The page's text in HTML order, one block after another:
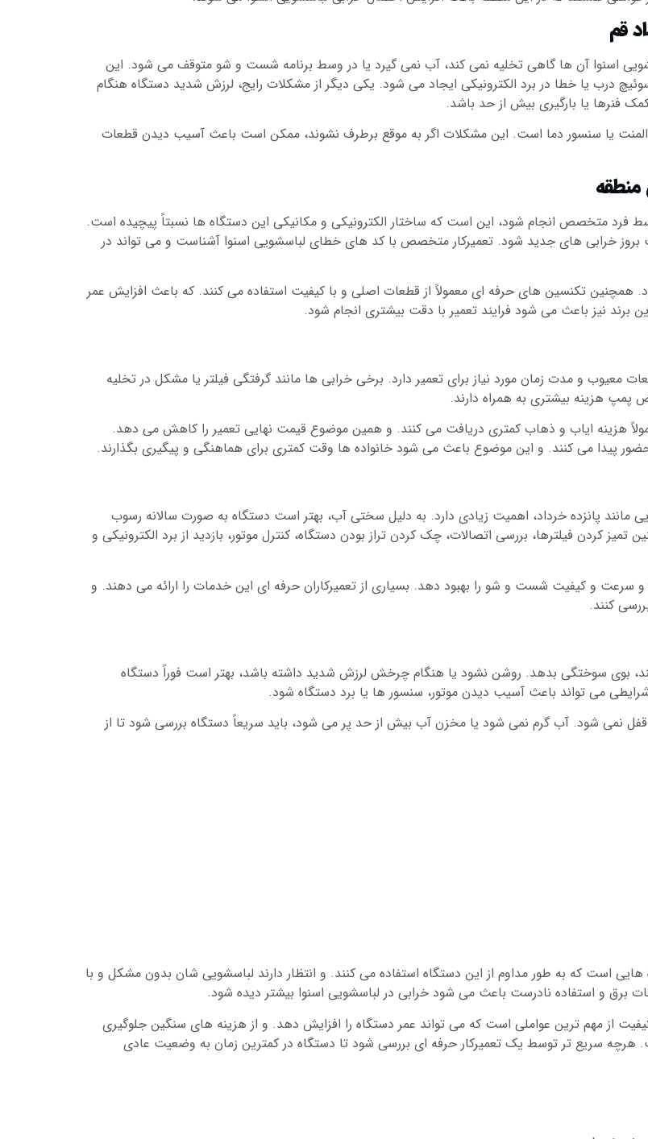
قم
اسنوا آن ها گاهی تخلیه نمی کند، آب نمی گیرد یا در وسط برنامه شست و شو متوقف می شود. این
درب یا خطا در برد الکترونیکی ایجاد می شود. یکی دیگر از مشکلات رایج، لرزش شدید دستگاه هنگام
فنرها یا بارگیری بیش از حد باشد.
المنت یا سنسور دما است. این مشکلات اگر به موقع برطرف نشوند، ممکن است باعث آسیب دیدن قطعات
فرد متخصص انجام شود، این است که ساختار الکترونیکی و مکانیکی این دستگاه ها نسبتاً پیچیده است.
بروز خرابی های جدید شود. تعمیرکار متخصص با کد های خطای لباسشویی اسنوا آشناست و می تواند در
تکنسین های حرفه ای معمولاً از قطعات اصلی و با کیفیت استفاده می کنند. که باعث افزایش عمر
نیز باعث می شود فرایند تعمیر با دقت بیشتری انجام شود.
معیوب و مدت زمان مورد نیاز برای تعمیر دارد. برخی خرابی ها مانند گرفتگی فیلتر یا مشکل در تخلیه
پمپ هزینه بیشتری به همراه دارند.
هزینه ایاب و ذهاب کمتری دریافت می کنند. و همین موضوع قیمت نهایی تعمیر را کاهش می دهد.
پیدا می کنند. و این موضوع باعث می شود خانواده ها وقت کمتری برای هماهنگی و پیگیری بگذارند.
پانزده خرداد، اهمیت زیادی دارد. به دلیل سختی آب، بهتر است دستگاه به صورت سالانه رسوب
کردن فیلترها، بررسی اتصالات، چک کردن تراز بودن دستگاه، کنترل موتور، بازدید از برد الکترونیکی و
و کیفیت شست و شو را بهبود دهد. بسیاری از تعمیرکاران حرفه ای این خدمات را ارائه می دهند. و
کنند.
بوی سوختگی بدهد. روشن نشود یا هنگام چرخش لرزش شدید داشته باشد، بهتر است فوراً دستگاه
می تواند باعث آسیب دیدن موتور، سنسور ها یا برد دستگاه شود.
نمی شود. آب گرم نمی شود یا مخزن آب بیش از حد پر می شود، باید سریعاً دستگاه بررسی شود تا از
هایی است که به طور مداوم از این دستگاه استفاده می کنند. و انتظار دارند لباسشویی شان بدون مشکل و با
برق و استفاده نادرست باعث می شود خرابی در لباسشویی اسنوا بیشتر دیده شود.
از مهم ترین عواملی است که می تواند عمر دستگاه را افزایش دهد. و از هزینه های سنگین جلوگیری
هرچه سریع تر توسط یک تعمیرکار حرفه ای بررسی شود تا دستگاه در کمترین زمان به وضعیت عادی